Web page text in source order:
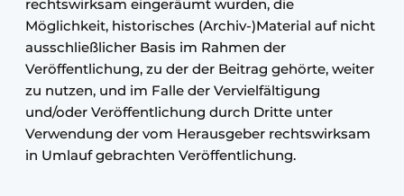
rechtswirksam eingeräumt wurden, die
Möglichkeit, historisches (Archiv-)Material auf nicht
ausschließlicher Basis im Rahmen der
Veröffentlichung, zu der der Beitrag gehörte, weiter
zu nutzen, und im Falle der Vervielfältigung
und/oder Veröffentlichung durch Dritte unter
Verwendung der vom Herausgeber rechtswirksam
in Umlauf gebrachten Veröffentlichung.